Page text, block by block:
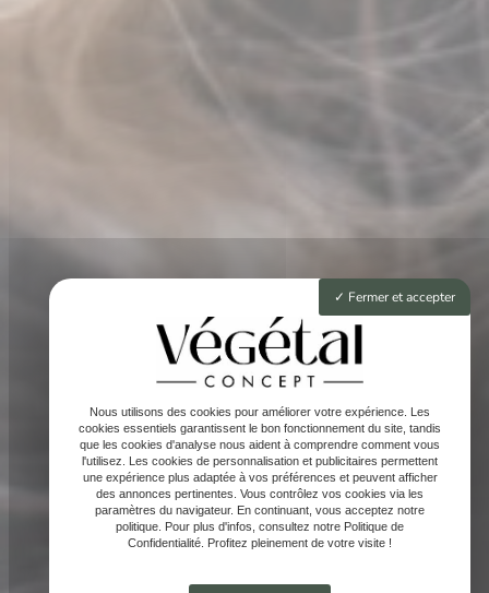
Fermer et accepter
Nous utilisons des cookies pour améliorer votre expérience. Les
cookies essentiels garantissent le bon fonctionnement du site, tandis
que les cookies d'analyse nous aident à comprendre comment vous
l'utilisez. Les cookies de personnalisation et publicitaires permettent
une expérience plus adaptée à vos préférences et peuvent afficher
des annonces pertinentes. Vous contrôlez vos cookies via les
paramètres du navigateur. En continuant, vous acceptez notre
politique. Pour plus d'infos, consultez notre Politique de
Confidentialité. Profitez pleinement de votre visite !